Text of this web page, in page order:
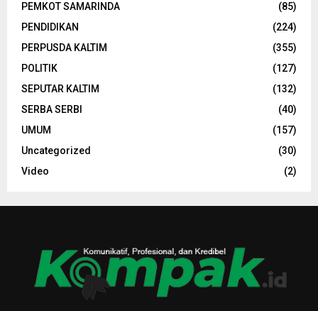
PEMKOT SAMARINDA
(85)
PENDIDIKAN
(224)
PERPUSDA KALTIM
(355)
POLITIK
(127)
SEPUTAR KALTIM
(132)
SERBA SERBI
(40)
UMUM
(157)
Uncategorized
(30)
Video
(2)